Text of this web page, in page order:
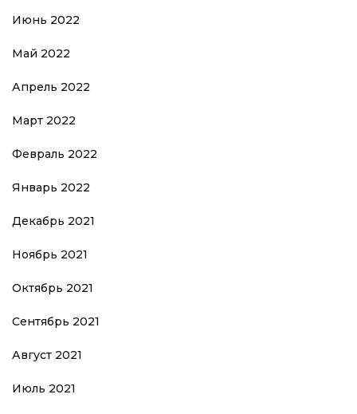
Июнь 2022
Май 2022
Апрель 2022
Март 2022
Февраль 2022
Январь 2022
Декабрь 2021
Ноябрь 2021
Октябрь 2021
Сентябрь 2021
Август 2021
Июль 2021